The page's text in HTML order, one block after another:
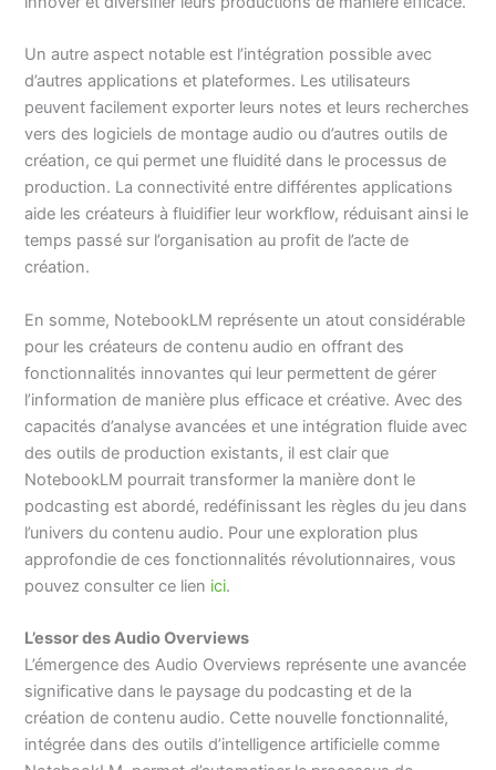
Un autre aspect notable est l’intégration possible avec
d’autres applications et plateformes. Les utilisateurs
peuvent facilement exporter leurs notes et leurs recherches
vers des logiciels de montage audio ou d’autres outils de
création, ce qui permet une fluidité dans le processus de
production. La connectivité entre différentes applications
aide les créateurs à fluidifier leur workflow, réduisant ainsi le
temps passé sur l’organisation au profit de l’acte de
création.
En somme, NotebookLM représente un atout considérable
pour les créateurs de contenu audio en offrant des
fonctionnalités innovantes qui leur permettent de gérer
l’information de manière plus efficace et créative. Avec des
capacités d’analyse avancées et une intégration fluide avec
des outils de production existants, il est clair que
NotebookLM pourrait transformer la manière dont le
podcasting est abordé, redéfinissant les règles du jeu dans
l’univers du contenu audio. Pour une exploration plus
approfondie de ces fonctionnalités révolutionnaires, vous
pouvez consulter ce lien ici.
L’essor des Audio Overviews
L’émergence des Audio Overviews représente une avancée
significative dans le paysage du podcasting et de la
création de contenu audio. Cette nouvelle fonctionnalité,
intégrée dans des outils d’intelligence artificielle comme